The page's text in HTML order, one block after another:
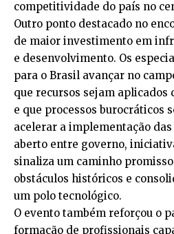
competitividade do país no
Outro ponto destacado no
de maior investimento em
e desenvolvimento. Os
para o Brasil avançar no
que recursos sejam aplicados
e que processos burocráticos
acelerar a implementação
aberto entre governo,
sinaliza um caminho
obstáculos históricos e
um polo tecnológico.
O evento também reforçou o
formação de profissionais